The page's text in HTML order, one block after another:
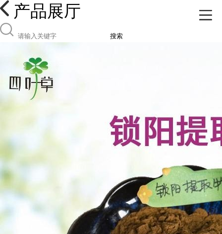
产品展厅
搜索